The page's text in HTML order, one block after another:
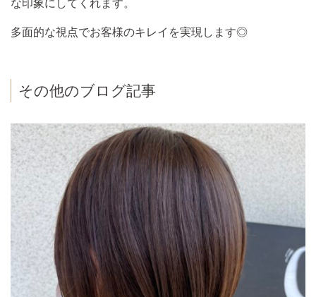
な印象にしてくれます。
多面的な視点でお客様のキレイを実現します◎
その他のブログ記事